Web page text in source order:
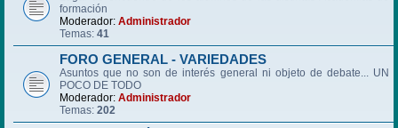
formación
Moderador: Administrador
Temas: 41
FORO GENERAL - VARIEDADES
Asuntos que no son de interés general ni objeto de debate... UN
POCO DE TODO
Moderador: Administrador
Temas: 202